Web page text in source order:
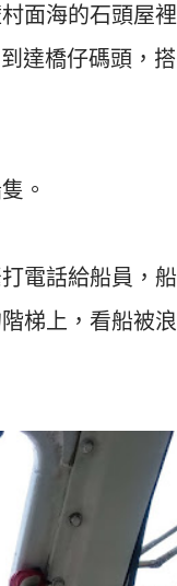
面海的石頭屋裡
達橋仔碼頭，搭
。
電話給船員，船
梯上，看船被浪